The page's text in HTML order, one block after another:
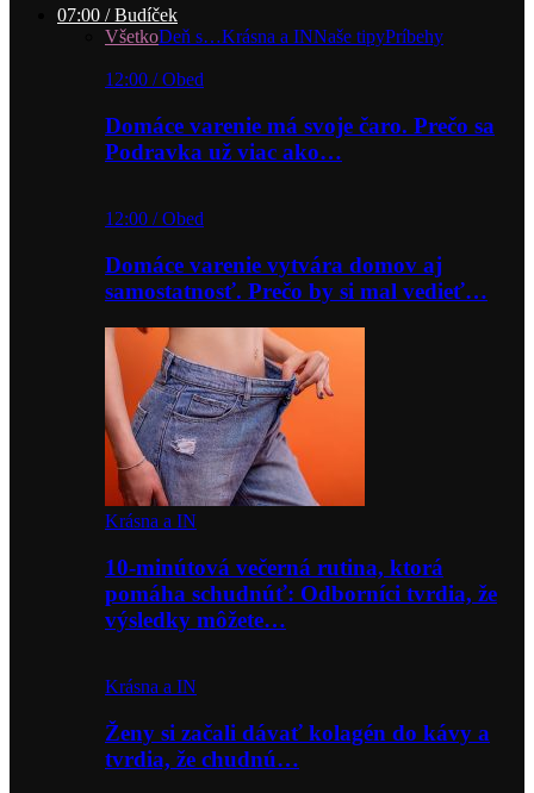
07:00 / Budíček
VšetkoDeň s…Krásna a INNaše tipyPríbehy
12:00 / Obed
Domáce varenie má svoje čaro. Prečo sa
Podravka už viac ako…
12:00 / Obed
Domáce varenie vytvára domov aj
samostatnosť. Prečo by si mal vedieť…
Krásna a IN
10-minútová večerná rutina, ktorá
pomáha schudnúť: Odborníci tvrdia, že
výsledky môžete…
Krásna a IN
Ženy si začali dávať kolagén do kávy a
tvrdia, že chudnú…